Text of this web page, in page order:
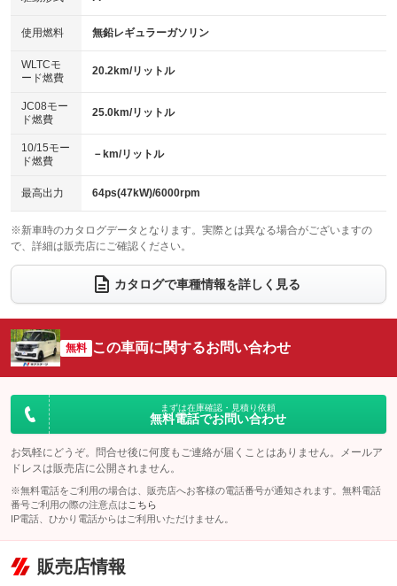
100V電源
：装備なし
センターデフロック
：装備なし
電動格納ミラー
：装備あり
HID(キセノンライト)
バックカメラ
エアロ
：装備なし
ローダウン
：装備なし
ベンチシート
：装備あり
チップアップシート
：装備なし
電動格納サードシート
：装備なし シートヒーター
：装備あり
ウォークスルー
電動リアゲート フロントカメラ
：装備なし
シートエアコン
：装備なし 全周囲カメラ
：装備なし
サイドカメラ
：装備なし ルーフレール
：装備なし
エアサスペンション ヘッドライトウォッシャー
使用燃料 無鉛レギュラーガソリン
WLTCモ
ード燃費
20.2km/リットル
JC08モー
ド燃費
25.0km/リットル
10/15モー
ド燃費
－km/リットル
最高出力 64ps(47kW)/6000rpm
※新車時のカタログデータとなります。実際とは異なる場合がございますの
で、詳細は販売店にご確認ください。
カタログで車種情報を詳しく見る
無料 この車両に関するお問い合わせ
まずは在庫確認・見積り依頼
無料電話でお問い合わせ
お気軽にどうぞ。問合せ後に何度もご連絡が届くことはありません。メールア
ドレスは販売店に公開されません。
※無料電話をご利用の場合は、販売店へお客様の電話番号が通知されます。無料電話
番号ご利用の際の注意点は こちら
IP電話、ひかり電話からはご利用いただけません。
販売店情報